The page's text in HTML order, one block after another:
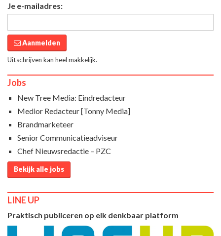
Je e-mailadres:
Aanmelden
Uitschrijven kan heel makkelijk.
Jobs
New Tree Media: Eindredacteur
Medior Redacteur [Tonny Media]
Brandmarketeer
Senior Communicatieadviseur
Chef Nieuwsredactie – PZC
Bekijk alle jobs
LINE UP
Praktisch publiceren op elk denkbaar platform